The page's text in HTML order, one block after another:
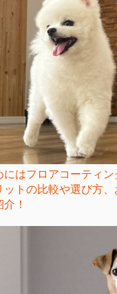
にはフロアコーティン
ットの比較や選び方
！